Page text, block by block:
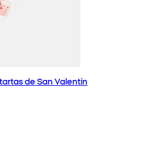
de San Valentín